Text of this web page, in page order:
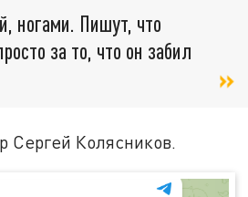
ногами. Пишут, что
за то, что он забил
Сергей Колясников.